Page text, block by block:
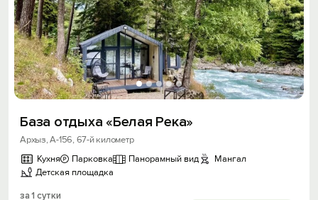
База отдыха «Белая Река»
Архыз, А-156, 67-й километр
Кухня
Парковка Панорамный вид
Мангал
Детская площадка
за 1 сутки